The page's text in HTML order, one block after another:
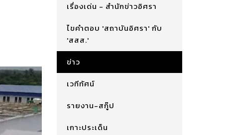
เรื่องเด่น - สำนักข่าวอิศรา
ไขคำตอบ 'สถาบันอิศรา' กับ
'สสส.'
ข่าว
เวทีทัศน์
รายงาน-สกู๊ป
เกาะประเด็น